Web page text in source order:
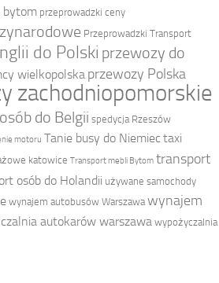
bytom przeprowadzki ceny
Przeprowadzki Transport
do Polski przewozy do
wielkopolska przewozy Polska
zachodniopomorskie
do Belgii spedycja Rzeszów
motoru Tanie busy do Niemiectaxi
katowice Transport mebli Bytom transport
osób do Holandii używane samochody
wynajem autobusów Warszawa wynajem
autokarów warszawa wypożyczalnia